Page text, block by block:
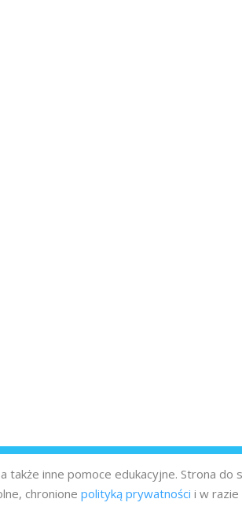
inne pomoce edukacyjne. Strona
chronione polityką prywatności i w